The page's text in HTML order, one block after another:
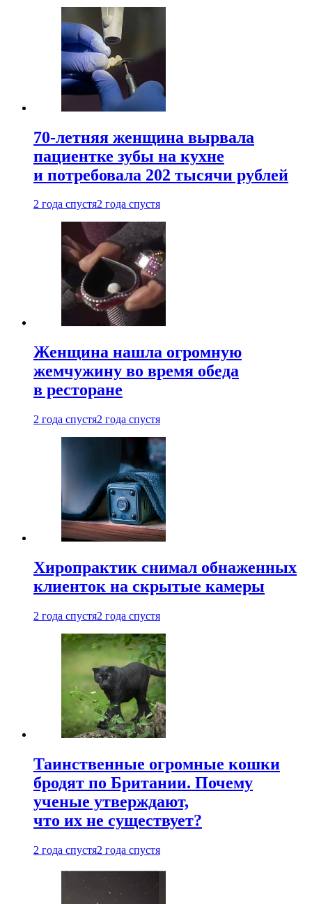
70-летняя женщина вырвала
пациентке зубы на кухне
и потребовала 202 тысячи рублей
2 года спустя2 года спустя
Женщина нашла огромную
жемчужину во время обеда
в ресторане
2 года спустя2 года спустя
Хиропрактик снимал обнаженных
клиенток на скрытые камеры
2 года спустя2 года спустя
Таинственные огромные кошки
бродят по Британии. Почему
ученые утверждают,
что их не существует?
2 года спустя2 года спустя